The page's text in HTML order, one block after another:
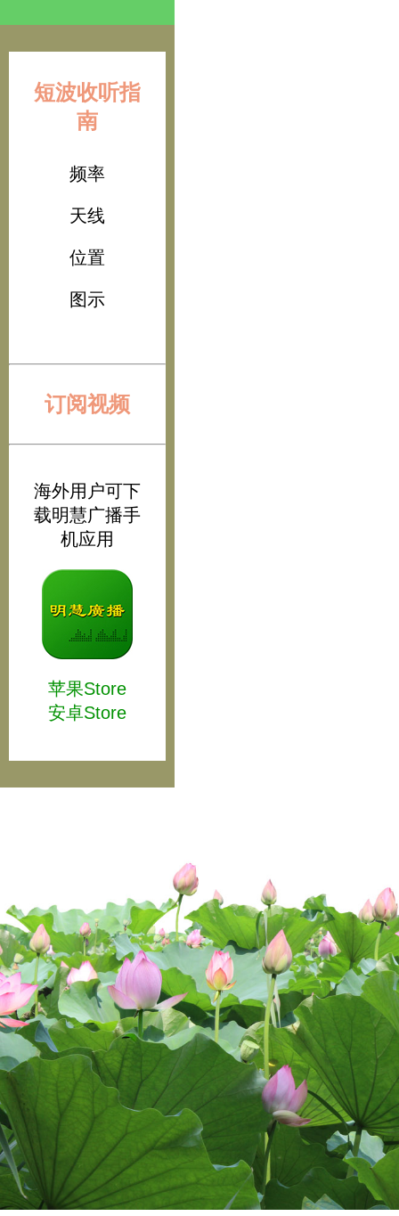
短波收听指
南
频率
天线
位置
图示
订阅视频
海外用户可下
载明慧广播手
机应用
苹果Store
安卓Store